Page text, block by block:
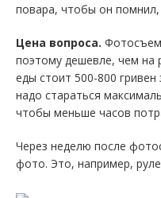
повара, чтобы он
Цена вопроса.
поэтому дешевле, чем на
еды стоит 500-800
надо стараться
чтобы меньше часов
Через неделю после
фото. Это, например,